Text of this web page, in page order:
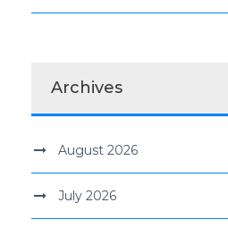
Archives
August 2026
July 2026